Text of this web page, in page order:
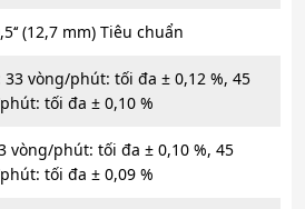
(12,7 mm) Tiêu chuẩn
vòng/phút: tối đa ± 0,12 %, 45
tối đa ± 0,10 %
vòng/phút: tối đa ± 0,10 %, 45
tối đa ± 0,09 %